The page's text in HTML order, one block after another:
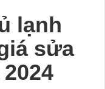
lạnh
sửa